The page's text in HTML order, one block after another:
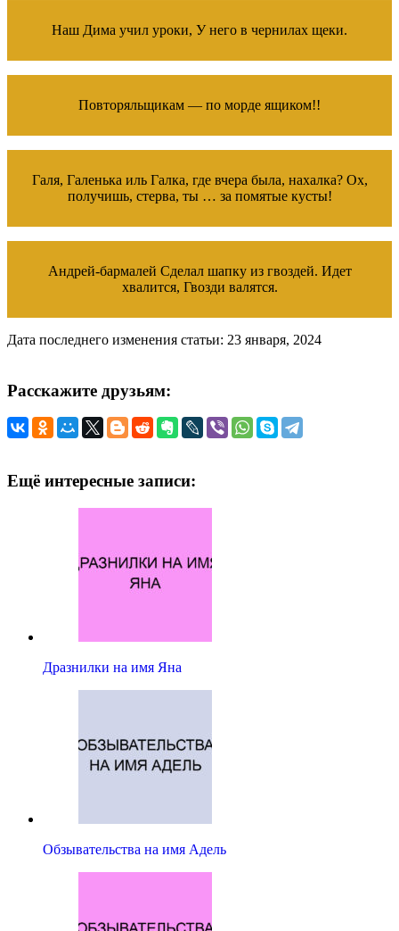
Наш Дима учил уроки, У него в чернилах щеки.
Повторяльщикам — по морде ящиком!!
Галя, Галенька иль Галка, где вчера была, нахалка? Ох,
получишь, стерва, ты … за помятые кусты!
Андрей-бармалей Сделал шапку из гвоздей. Идет
хвалится, Гвозди валятся.
Дата последнего изменения статьи: 23 января, 2024
Расскажите друзьям:
Ещё интересные записи:
Дразнилки на имя Яна
Обзывательства на имя Адель